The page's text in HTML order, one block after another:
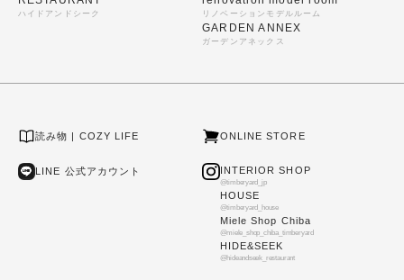
ハイドアンドシーク リノベーションモデルルーム
GARDEN ANNEX
ガーデンアネックス
読み物 | COZY LIFE ONLINE STORE
LINE 公式アカウント INTERIOR SHOP
@timberyard_jp
HOUSE
@timberyard_house
Miele Shop Chiba
@miele_shop_chiba_timberyard
HIDE&SEEK
@hideandseek_restaurant